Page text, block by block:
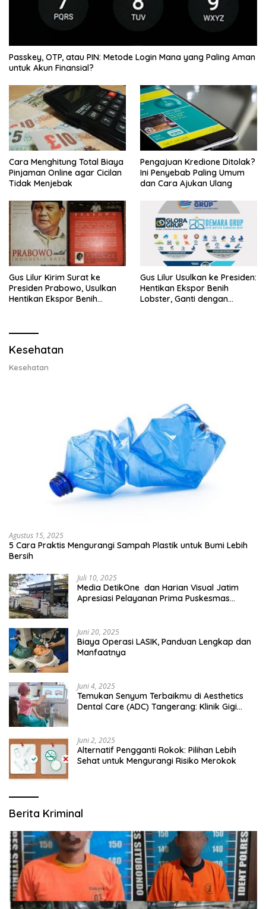
Passkey, OTP, atau PIN: Metode Login Mana yang Paling Aman
untuk Akun Finansial?
Cara Menghitung Total Biaya
Pinjaman Online agar Cicilan
Tidak Menjebak
Pengajuan Kredione Ditolak?
Ini Penyebab Paling Umum
dan Cara Ajukan Ulang
Gus Lilur Kirim Surat ke
Presiden Prabowo, Usulkan
Hentikan Ekspor Benih
Gus Lilur Usulkan ke Presiden:
Hentikan Ekspor Benih
Lobster, Ganti dengan
Kesehatan
Kesehatan
Agustus 15, 2025
5 Cara Praktis Mengurangi Sampah Plastik untuk Bumi Lebih
Bersih
Juli 10, 2025
Media DetikOne dan Harian Visual Jatim
Apresiasi Pelayanan Prima Puskesmas
Juni 20, 2025
Biaya Operasi LASIK, Panduan Lengkap dan
Manfaatnya
Juni 4, 2025
Temukan Senyum Terbaikmu di Aesthetics
Dental Care (ADC) Tangerang: Klinik Gigi
Juni 2, 2025
Alternatif Pengganti Rokok: Pilihan Lebih
Sehat untuk Mengurangi Risiko Merokok
Berita Kriminal